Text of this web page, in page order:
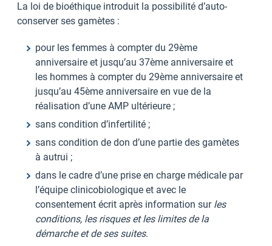
La loi de bioéthique introduit la possibilité d’auto-
conserver ses gamètes :
pour les femmes à compter du 29ème
anniversaire et jusqu’au 37ème anniversaire et
les hommes à compter du 29ème anniversaire et
jusqu’au 45ème anniversaire en vue de la
réalisation d’une AMP ultérieure ;
sans condition d’infertilité ;
sans condition de don d’une partie des gamètes
à autrui ;
dans le cadre d’une prise en charge médicale par
l’équipe clinicobiologique et avec le
consentement écrit après information sur les
conditions, les risques et les limites de la
démarche et de ses suites.